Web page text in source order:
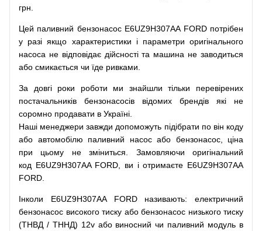
грн.
Цей паливний бензонасосE6UZ9H307AA FORD потрібен
у разі якщо характеристики і параметри оригінального
насоса не відповідає дійсності та машина не заводиться
або смикається чи їде ривками
За довгі роки роботи ми знайшли тільки
перевірених
постачальників
бензонасосів відомих брендів які
не
соромно продавати в Україні.
Наші менеджери завжди допоможуть підібрати по він коду
або автомобілю паливний насос або бензонасос,
ціна
при
цьому не зміниться Замовляючи
оригінальний
код E6UZ9H307AA FORD, ви і отримаєте E6UZ9H307AA
FORD.
Інколи E6UZ9H307AA FORD називають:
електричний
бензонасос високого тиску або бензонасос низького тиску
(ТНВД / ТННД) 12v або виносний чи паливний модуль в